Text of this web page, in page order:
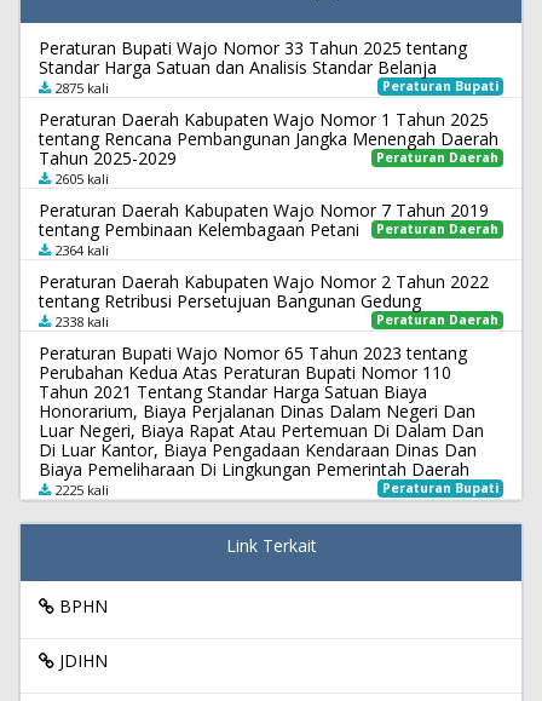
Peraturan Bupati Wajo Nomor 33 Tahun 2025 tentang
Standar Harga Satuan dan Analisis Standar Belanja
Peraturan Bupati
2875 kali
Peraturan Daerah Kabupaten Wajo Nomor 1 Tahun 2025
tentang Rencana Pembangunan Jangka Menengah Daerah
Tahun 2025-2029
Peraturan Daerah
2605 kali
Peraturan Daerah Kabupaten Wajo Nomor 7 Tahun 2019
tentang Pembinaan Kelembagaan Petani
Peraturan Daerah
2364 kali
Peraturan Daerah Kabupaten Wajo Nomor 2 Tahun 2022
tentang Retribusi Persetujuan Bangunan Gedung
Peraturan Daerah
2338 kali
Peraturan Bupati Wajo Nomor 65 Tahun 2023 tentang
Perubahan Kedua Atas Peraturan Bupati Nomor 110
Tahun 2021 Tentang Standar Harga Satuan Biaya
Honorarium, Biaya Perjalanan Dinas Dalam Negeri Dan
Luar Negeri, Biaya Rapat Atau Pertemuan Di Dalam Dan
Di Luar Kantor, Biaya Pengadaan Kendaraan Dinas Dan
Biaya Pemeliharaan Di Lingkungan Pemerintah Daerah
Peraturan Bupati
2225 kali
Link Terkait
BPHN
JDIHN